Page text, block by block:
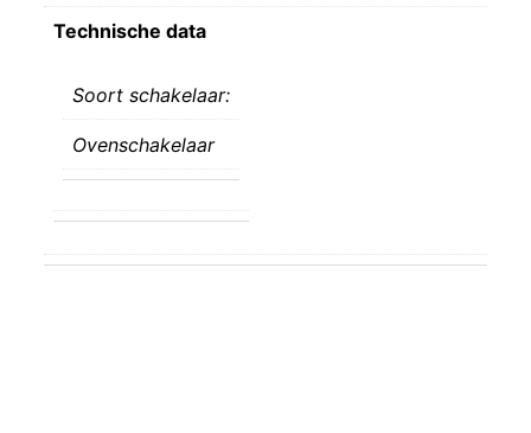
Technische data
Soort schakelaar:
Ovenschakelaar